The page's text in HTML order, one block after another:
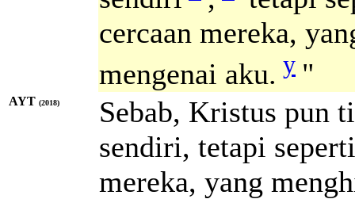
cercaan mereka,
mengenai aku. y "
AYT (2018)
Sebab, Kristus pun
sendiri, tetapi
mereka, yang